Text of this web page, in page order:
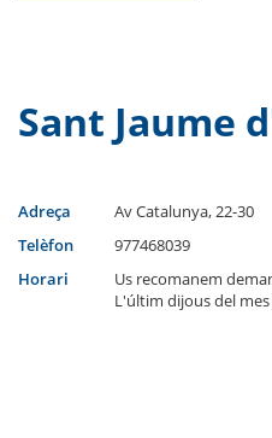
Sant Jaume
Adreça
Av Catalunya, 22-30
Telèfon
977468039
Horari
Us recomanem
L'últim dijous del mes